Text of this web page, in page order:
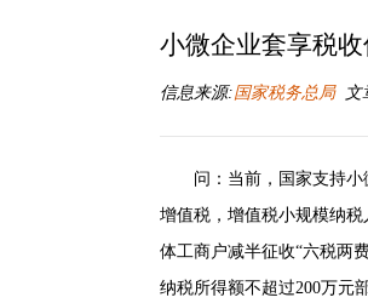
小微企业套享税
信息来源:国家税务总局文
问：当前，国家支持
增值税，增值税小规模纳
体工商户减半征收“六税两
纳税所得额不超过200万元